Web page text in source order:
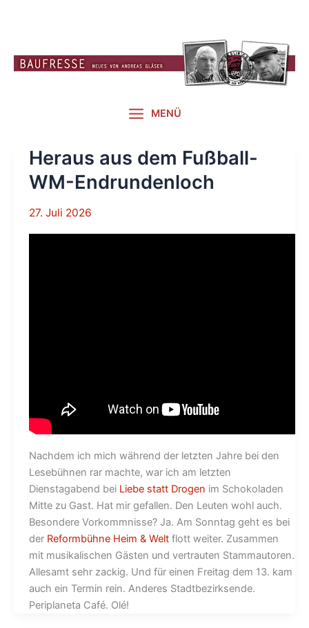
MENÜ
Heraus aus dem Fußball-
WM-Endrundenloch
27. Juli 2026
Nachdem ich mich während der letzten Jahre bei den
Lesebühnen rar machte, war ich am letzten
Dienstagabend bei Liebe statt Drogen im Schokoladen
Mitte zu Gast. Hat mir gefallen. Den Leuten wohl auch.
Besondere Vorkommnisse? Ja. Am Sonntag geht es bei
der Reformbühne Heim & Weltflott weiter. Zusammen
mit musikalischen Gästen und vertrauten Stammautoren.
Allesamt sehr zackig. Und für einen Freitag dem 13. kam
auch ein Termin rein. Anderes Stadtbezirksende.
Periplaneta Café. Olé!